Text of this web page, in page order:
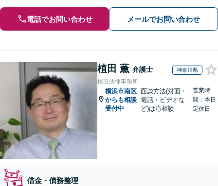
電話でお問い合わせ メールでお問い合わせ
植田 薫 弁護士 神奈川県
植田法律事務所
横浜市南区
からも相談
受付中
面談方法(対面・
電話・ビデオな
ど)は応相談
営業時
間：本日
定休日
借金・債務整理